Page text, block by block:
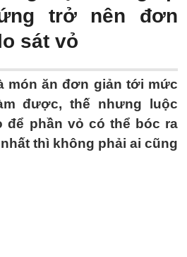
trở nên đơn
sát vỏ
món ăn đơn giản tới mức
được, thế nhưng luộc
để phần vỏ có thể bóc ra
thì không phải ai cũng